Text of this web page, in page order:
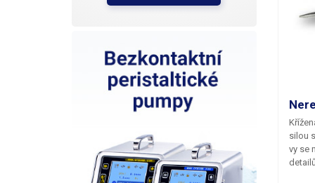
silou
vy se